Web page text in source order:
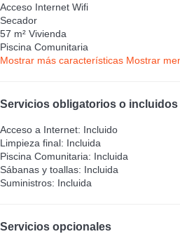
Acceso Internet Wifi
Secador
57 m² Vivienda
Piscina Comunitaria
Mostrar más características Mostrar
Servicios obligatorios o incluidos
Acceso a Internet: Incluido
Limpieza final: Incluida
Piscina Comunitaria: Incluida
Sábanas y toallas: Incluida
Suministros: Incluida
Servicios opcionales